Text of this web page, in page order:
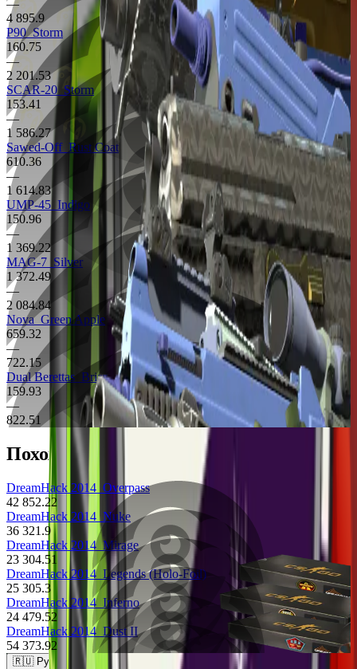
—
4 895.9
P90Storm
160.75
—
2 201.53
SCAR-20 Storm
153.41
—
1 586.27
Sawed-Off Rust Coat
610.36
—
1 614.83
UMP-45 Indigo
150.96
—
1 369.22
MAG-7 Silver
1 372.49
—
2 084.84
Nova Green Apple
659.32
—
722.15
Dual Berettas Briar
159.93
—
822.51
Похожие предметы
DreamHack 2014 Overpass
42 852.22
DreamHack 2014Nuke
36 321.9
DreamHack 2014Mirage
23 304.51
DreamHack 2014 Legends (Holo-Foil)
25 305.3
DreamHack 2014 Inferno
24 479.52
DreamHack 2014 Dust II
54 373.92
🇷🇺 Рубли (RUB)